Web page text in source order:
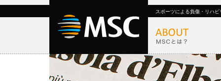
スポーツによる負傷・リハ